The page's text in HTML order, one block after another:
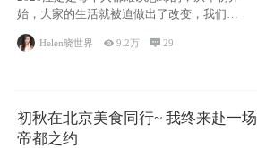
始，大家的生活就被迫做出了改变，我们也
不例外。本来双双辞职是为
Helen晓世界 9.2万 29
初秋在北京美食同行~ 我终来赴一场
帝都之约